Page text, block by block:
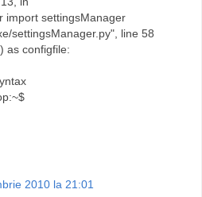
import settingsManager
settingsManager.py", line 58
as configfile:
2010 la 21:01